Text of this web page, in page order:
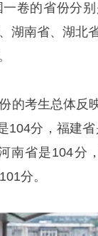
卷的省份分
湖南省、湖北
的考生总体反
104分，福建
南省是104分
分。